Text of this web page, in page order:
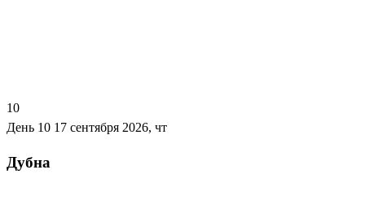
10
День 10 17 сентября 2026, чт
Дубна